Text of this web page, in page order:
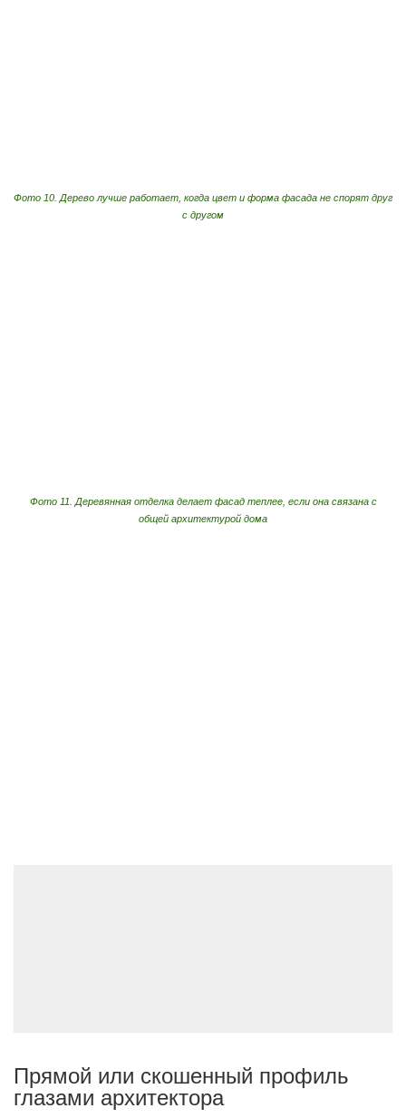
Фото 10. Дерево лучше работает, когда цвет и форма фасада не спорят друг
с другом
Фото 11. Деревянная отделка делает фасад теплее, если она связана с
общей архитектурой дома
Прямой или скошенный профиль
глазами архитектора